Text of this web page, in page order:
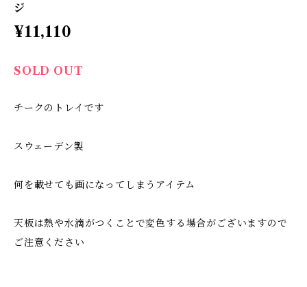
ジ
¥11,110
SOLD OUT
チークのトレイです
スウェーデン製
何を載せても画になってしまうアイテム
天板は熱や水滴がつくことで変色する場合がございますので
ご注意ください